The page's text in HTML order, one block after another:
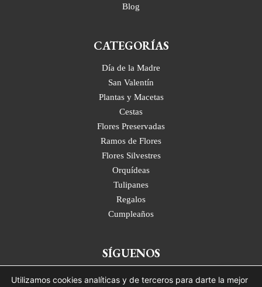
Blog
CATEGORÍAS
Día de la Madre
San Valentín
Plantas y Macetas
Cestas
Flores Preservadas
Ramos de Flores
Flores Silvestres
Orquídeas
Tulipanes
Regalos
Cumpleaños
SÍGUENOS
Utilizamos cookies analíticas y de terceros para darte la mejor